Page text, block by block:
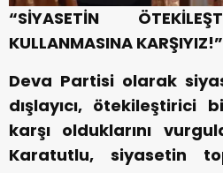
“SİYASETİN
KULLANMASINA KARŞIYIZ!”
Deva Partisi olarak
dışlayıcı, ötekileştirici
karşı olduklarını
Karatutlu, siyasetin